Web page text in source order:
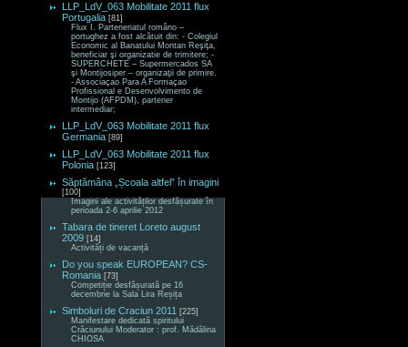
LLP_LdV_063 Mobilitate 2011 flux
Portugalia [81]
Flux I. Parteneriatul româno –
portughez a fost alcătuit din: - Colegiul
Economic al Banatului Montan Reşiţa,
beneficiar şi organizatie de trimitere; -
SUPERCHETE – Supermercados SA
şi Montijosiper – organizaţii de primire.
- Associaçao Para A Formaçao
Profissional e Desenvolvimento de
Montijo (AFPDM), partener
intermediar;
LLP_LdV_063 Mobilitate 2011 flux
Germania [89]
LLP_LdV_063 Mobilitate 2011 flux
Polonia [123]
Săptămâna „Școala altfel” în imagini
[100]
Imagini ale activităților desfășurate în
perioada 2-6 aprilie 2012
Tabara de tineret Loreto august
2009 [14]
Activități de vacanță
Do you speak EUROPEAN? CS-
Romania [73]
Competiție desfășurată pe 16
decembrie la Sala Lira Reșița
Simboluri de Craciun 2011 [225]
Manifestare dedicată spiritului
Crăciunului Moderator : prof. Mădălina
CHIOSA